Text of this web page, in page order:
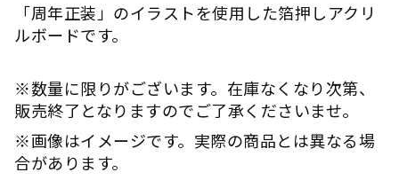
「周年正装」のイラストを使用した箔押しアクリ
ルボードです。
※数量に限りがございます。在庫なくなり次第、
販売終了となりますのでご了承くださいませ。
※画像はイメージです。実際の商品とは異なる場
合があります。